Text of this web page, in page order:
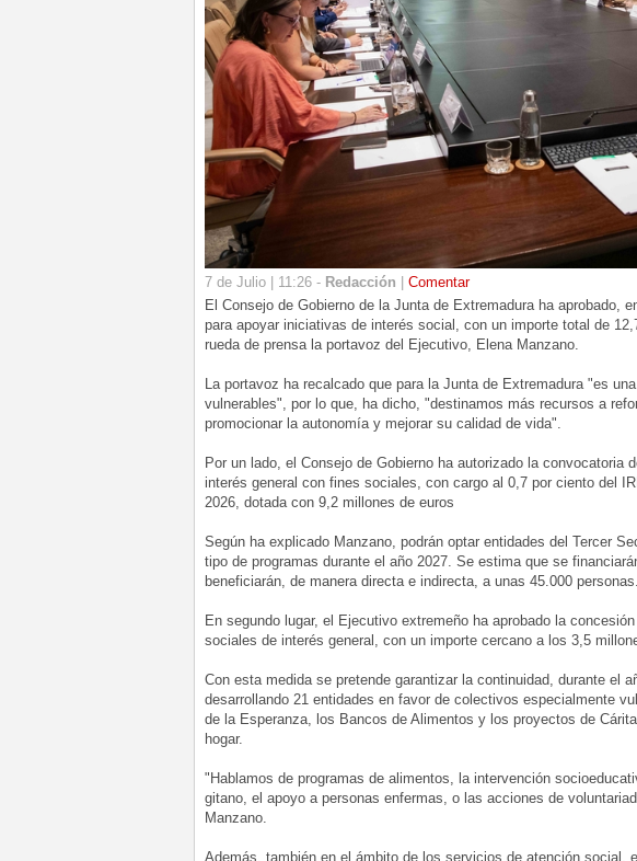
7 de Julio | 11:26 - Redacción
Comentar
El Consejo de Gobierno de la Junta de Extremadura ha aprobado,
para apoyar iniciativas de interés social, con un importe total de
rueda de prensa la portavoz del Ejecutivo, Elena Manzano.
La portavoz ha recalcado que para la Junta de Extremadura "es
vulnerables", por lo que, ha dicho, "destinamos más recursos a
promocionar la autonomía y mejorar su calidad de vida".
Por un lado, el Consejo de Gobierno ha autorizado la convocatoria
interés general con fines sociales, con cargo al 0,7 por ciento del
2026, dotada con 9,2 millones de euros
Según ha explicado Manzano, podrán optar entidades del Tercer
tipo de programas durante el año 2027. Se estima que se
beneficiarán, de manera directa e indirecta, a unas 45.000 personas.
En segundo lugar, el Ejecutivo extremeño ha aprobado la
sociales de interés general, con un importe cercano a los 3,5
Con esta medida se pretende garantizar la continuidad, durante el
desarrollando 21 entidades en favor de colectivos especialmente
de la Esperanza, los Bancos de Alimentos y los proyectos de
hogar.
"Hablamos de programas de alimentos, la intervención
gitano, el apoyo a personas enfermas, o las acciones de
Manzano.
Además, también en el ámbito de los servicios de atención social,